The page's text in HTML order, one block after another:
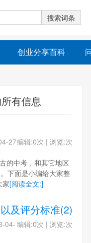
创业分享百科
有信息
编辑:0次 | 浏览:次
27
的中考，和其它地区
下面是小编给大家整
家[阅读全文:]
及评分标准(2)
编辑:0次 | 浏览:次
04-